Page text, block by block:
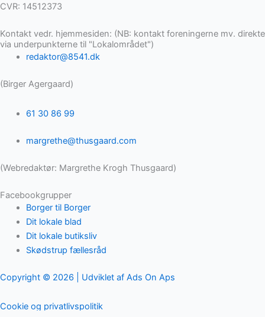
CVR: 14512373
Kontakt vedr. hjemmesiden: (NB: kontakt foreningerne mv. direkte
via underpunkterne til "Lokalområdet")
redaktor@8541.dk
(Birger Agergaard)
61 30 86 99
margrethe@thusgaard.com
(Webredaktør: Margrethe Krogh Thusgaard)
Facebookgrupper
Borger til Borger
Dit lokale blad
Dit lokale butiksliv
Skødstrup fællesråd
Copyright © 2026 | Udviklet af Ads On Aps
Cookie og privatlivspolitik